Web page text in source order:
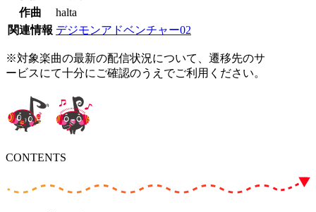
作曲
halta
関連情報 デジモンアドベンチャー02
※対象楽曲の最新の配信状況について、遷移先のサ
ービスにて十分にご確認のうえでご利用ください。
CONTENTS